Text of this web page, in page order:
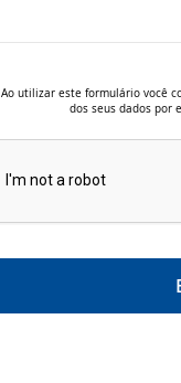
Ao utilizar este formulário você
dos seus dados por